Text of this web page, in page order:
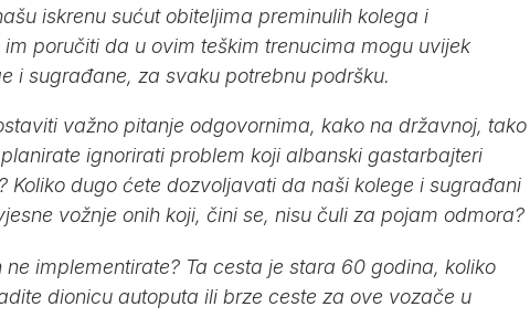
iskrenu sućut obiteljima preminulih kolega i
poručiti da u ovim teškim trenucima mogu uvijek
i sugrađane, za svaku potrebnu podršku.
važno pitanje odgovornima, kako na državnoj, tako
ignorirati problem koji albanski gastarbajteri
Koliko dugo ćete dozvoljavati da naši kolege i sugrađani
vožnje onih koji, čini se, nisu čuli za pojam odmora?
ne implementirate? Ta cesta je stara 60 godina, koliko
dionicu autoputa ili brze ceste za ove vozače u